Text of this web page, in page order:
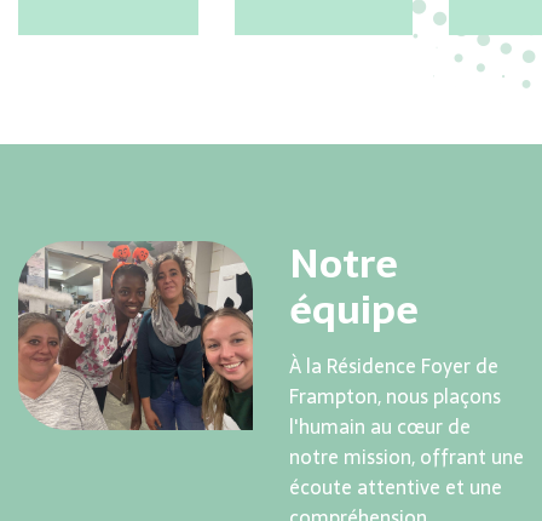
Notre
équipe
À la Résidence Foyer de
Frampton, nous plaçons
l'humain au cœur de
notre mission, offrant une
écoute attentive et une